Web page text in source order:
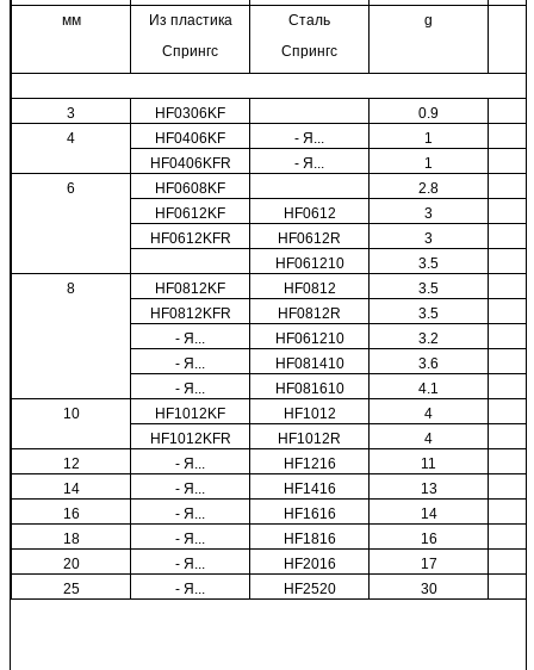
мм
Из пластика
Спрингс
Сталь
Спрингс
g
3 HF0306KF
0.9
4
HF0406KF - Я...
1
HF0406KFR
- Я...
1
6
HF0608KF
2.8
HF0612KF
HF0612
3
HF0612KFR
HF0612R
3
HF061210
3.5
8
HF0812KF HF0812
3.5
HF0812KFR
HF0812R
3.5
- Я...
HF061210
3.2
- Я...
HF081410
3.6
- Я...
HF081610
4.1
10
HF1012KF HF1012
4
HF1012KFR
HF1012R
4
12
- Я... HF1216
11
14
- Я... HF1416
13
16
- Я... HF1616
14
18
- Я... HF1816
16
20
- Я... HF2016
17
25
- Я... HF2520 30